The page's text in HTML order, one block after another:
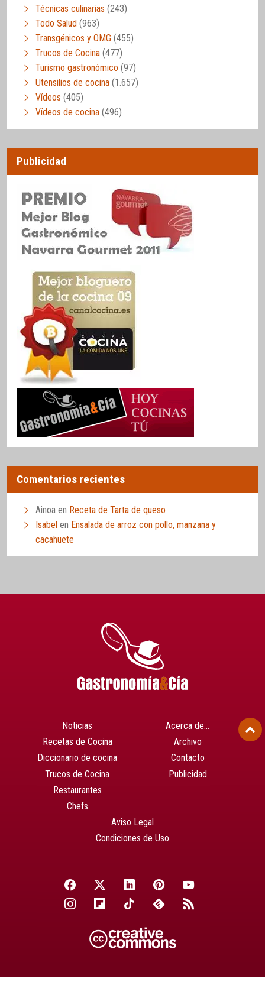
Técnicas culinarias (243)
Todo Salud (963)
Transgénicos y OMG (455)
Trucos de Cocina (477)
Turismo gastronómico (97)
Utensilios de cocina (1.657)
Vídeos (405)
Vídeos de cocina (496)
Publicidad
Comentarios recientes
Ainoa en Receta de Tarta de queso
Isabel en Ensalada de arroz con pollo, manzana y
cacahuete
Noticias
Recetas de Cocina
Diccionario de cocina
Trucos de Cocina
Restaurantes
Chefs
Acerca de…
Archivo
Contacto
Publicidad
Aviso Legal
Condiciones de Uso